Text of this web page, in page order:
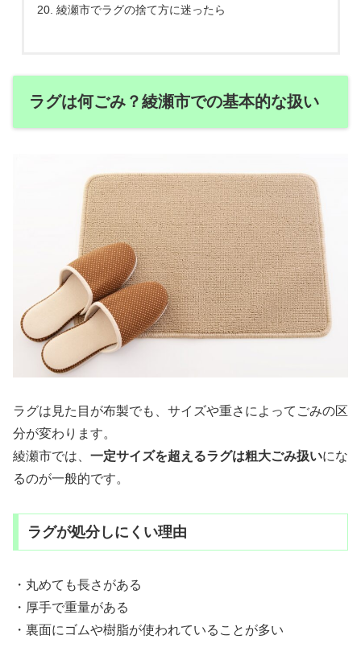
綾瀬市でラグの捨て方に迷ったら
ラグは何ごみ？綾瀬市での基本的な扱い
ラグは見た目が布製でも、サイズや重さによってごみの区
分が変わります。
綾瀬市では、 一定サイズを超えるラグは粗大ごみ扱いにな
るのが一般的です。
ラグが処分しにくい理由
・丸めても長さがある
・厚手で重量がある
・裏面にゴムや樹脂が使われていることが多い